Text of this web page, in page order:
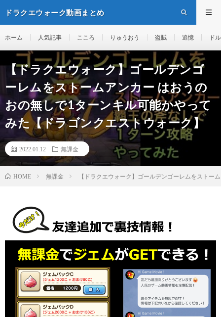
ドラクエウォーク動画まとめ
ホーム 人気記事 こころ りゅうおう 盗賊 追憶 ド
【ドラクエウォーク】ゴールデンゴ
ーレムをストームアンカー はおうの
おの無しで1ターンキル可能かやって
みた【ドラゴンクエストウォーク】
2022.01.12 無課金
HOME 無課金 【ドラクエウォーク】ゴールデンゴーレムをスト